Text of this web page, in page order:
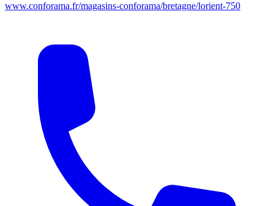
www.conforama.fr/magasins-conforama/bretagne/lorient-750